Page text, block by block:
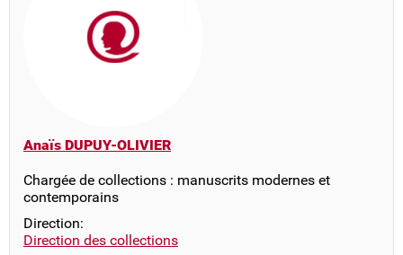
Anaïs DUPUY-OLIVIER
Chargée de collections : manuscrits modernes et
contemporains
Direction:
Direction des collections